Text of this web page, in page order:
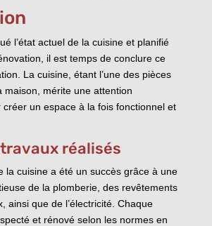
l’état actuel de la cuisine et planifié
il est temps de conclure ce
La cuisine, étant l’une des pièces
maison, mérite une attention
créer un espace à la fois fonctionnel et
réalisés
la cuisine a été un succès grâce à une
de la plomberie, des revêtements
ainsi que de l’électricité. Chaque
et rénové selon les normes en